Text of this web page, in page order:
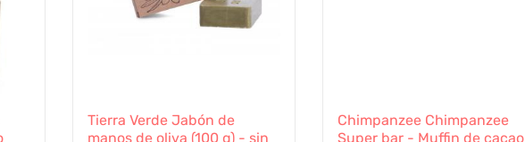
Tierra Verde Jabón de
manos de oliva (100 g) - sin
Chimpanzee Chimpanzee
Super bar - Muffin de cacao